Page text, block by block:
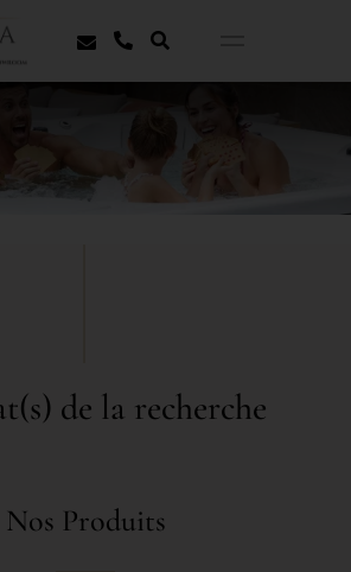
de la recherche
Nos Produits